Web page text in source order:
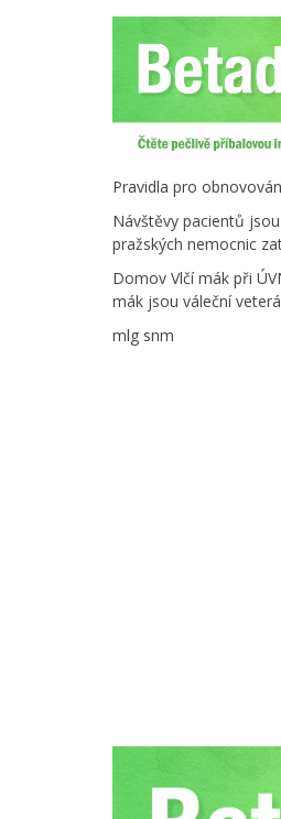
Pravidla pro
Návštěvy pacientů
pražských nemocnic
Domov Vlčí mák při
mák jsou váleční
mlg snm